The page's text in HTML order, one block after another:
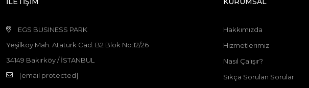
EGS BUSINESS PARK
Yeşilköy Mah. Atatürk Cad. B2 Blok No:12/26
34149 Bakırköy / İSTANBUL
[email protected]
Hakkımızda
Hizmetlerimiz
Nasıl Çalışır?
Sıkça Sorulan Sorular